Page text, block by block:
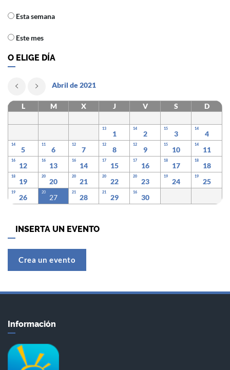
Esta semana
Este mes
O ELIGE DÍA
Abril de 2021
L M X J V S D
13
1
14
2
15
3
14
4
14
5
11
6
12
7
12
8
12
9
15
10
14
11
16
12
16
13
16
14
17
15
17
16
18
17
18
18
18
19
20
20
20
21
20
22
20
23
19
24
19
25
19
26
20
27
21
28
21
29
16
30
INSERTA UN EVENTO
Crea un evento
Información